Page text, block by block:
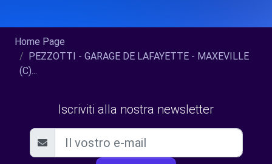
Home Page
PEZZOTTI - GARAGE DE LAFAYETTE - MAXEVILLE
(C)...
Iscriviti alla nostra newsletter